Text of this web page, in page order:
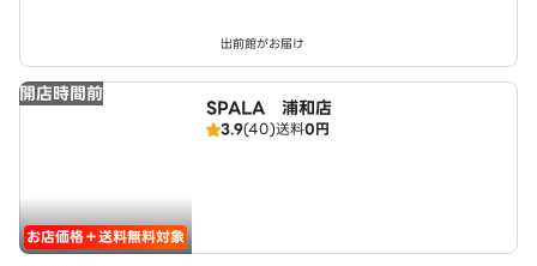
出前館がお届け
開店時間前
お店価格＋送料無料対象
SPALA 浦和店
3.9(40)送料0円